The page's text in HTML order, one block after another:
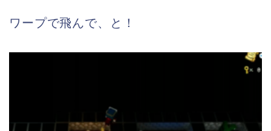
ワープで飛んで、と！